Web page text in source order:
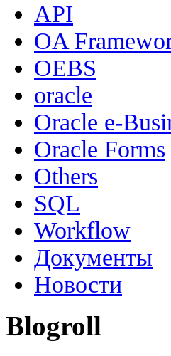
API
OA
OEBS
oracle
Oracle e-
Oracle Forms
Others
SQL
Workflow
Документы
Новости
Blogroll